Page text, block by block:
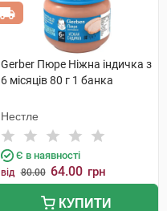
Gerber Пюре Ніжна індичка з
6 місяців 80 г 1 банка
Нестле
Є в наявності
від 80.00 64.00 грн
КУПИТИ